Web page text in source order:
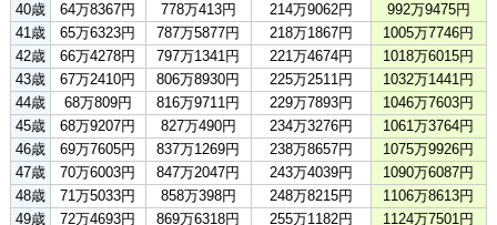
40歳
64万8367円 778万413円 214万9062円
992万9475円
41歳
65万6323円 787万5877円 218万1867円
1005万7746円
42歳
66万4278円 797万1341円 221万4674円
1018万6015円
43歳
67万2410円 806万8930円 225万2511円
1032万1441円
44歳
68万809円 816万9711円 229万7893円
1046万7603円
45歳
68万9207円 827万490円 234万3276円
1061万3764円
46歳
69万7605円 837万1269円 238万8657円
1075万9926円
47歳
70万6003円 847万2047円 243万4039円
1090万6087円
48歳
71万5033円 858万398円 248万8215円
1106万8613円
49歳
72万4693円 869万6318円 255万1182円 1124万7501円